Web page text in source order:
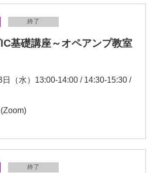
終了
IC基礎講座～オペアンプ教室
日（水）13:00-14:00 / 14:30-15:30 /
終了